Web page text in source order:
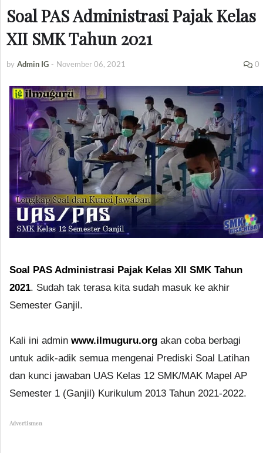
Soal PAS Administrasi Pajak Kelas
XII SMK Tahun 2021
by Admin IG - November 06, 2021 0
Soal PAS Administrasi Pajak Kelas XII SMK Tahun
2021. Sudah tak terasa kita sudah masuk ke akhir
Semester Ganjil.
Kali ini admin www.ilmuguru.org akan coba berbagi
untuk adik-adik semua mengenai Prediski Soal Latihan
dan kunci jawaban UAS Kelas 12 SMK/MAK Mapel AP
Semester 1 (Ganjil) Kurikulum 2013 Tahun 2021-2022.
Advertismen